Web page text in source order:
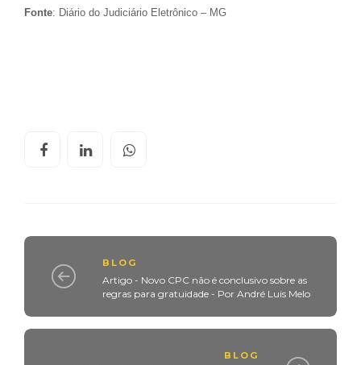
Fonte: Diário do Judiciário Eletrônico – MG
BLOG
Artigo - Novo CPC não é conclusivo sobre as
regras para gratuidade - Por André Luis Melo
BLOG